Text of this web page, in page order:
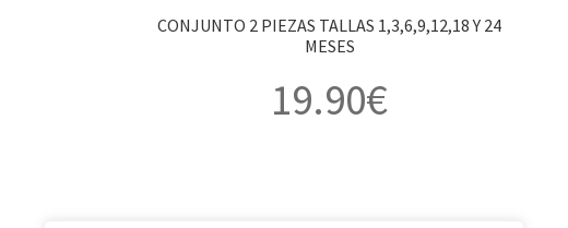
CONJUNTO 2 PIEZAS TALLAS 1,3,6,9,12,18 Y 24
MESES
19.90€